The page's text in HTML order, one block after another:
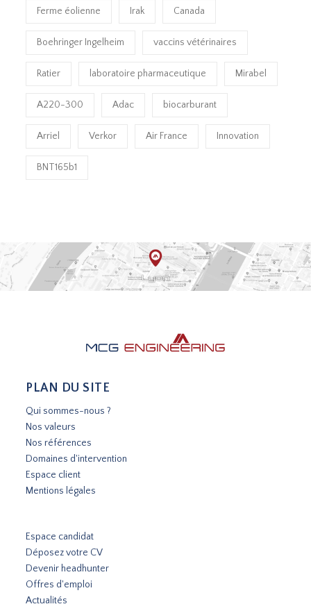
Ferme éolienne Irak Canada
Boehringer Ingelheim vaccins vétérinaires
Ratier laboratoire pharmaceutique Mirabel
A220-300 Adac biocarburant
Arriel Verkor Air France Innovation
BNT165b1
PLAN DU SITE
Qui sommes-nous ?
Nos valeurs
Nos références
Domaines d'intervention
Espace client
Mentions légales
Espace candidat
Déposez votre CV
Devenir headhunter
Offres d'emploi
Actualités